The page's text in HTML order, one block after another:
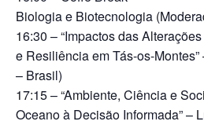
Biologia e Biotecnologia
16:30 – “Impactos das
e Resiliência em Tás-os-
– Brasil)
17:15 – “Ambiente, Ciência e
Oceano à Decisão Informada” –